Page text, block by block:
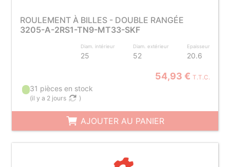
ROULEMENT À BILLES - DOUBLE RANGÉE
3205-A-2RS1-TN9-MT33-SKF
Diam. intérieur
25
Diam. extérieur
52
Epaisseur
20.6
54,93 € T.T.C.
31 pièces en stock
(il y a 2 jours )
AJOUTER AU PANIER